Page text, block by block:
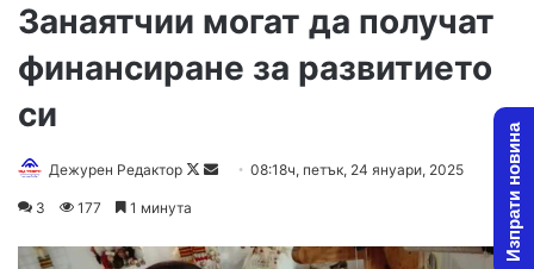
Занаятчии могат да получат
финансиране за развитието
си
Дежурен Редактор
Follow
Send08:18ч, петък, 24 януари, 2025
3 177 1 минута Изпрати новина